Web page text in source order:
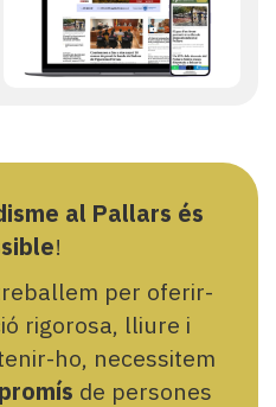
al Pallars és
!
per oferir-
rigorosa, lliure i
ho, necessitem
de persones